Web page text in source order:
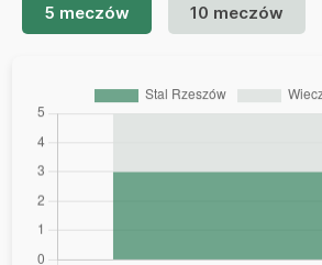
5 meczów 10 meczów